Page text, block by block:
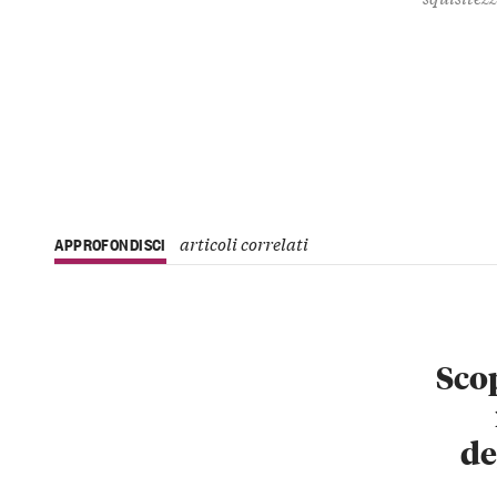
APPROFONDISCI articoli correlati